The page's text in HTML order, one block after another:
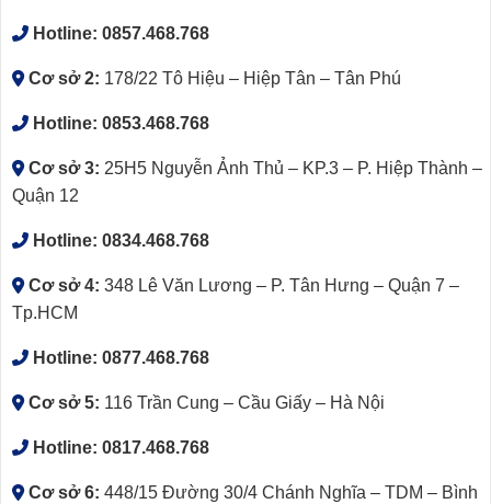
Hotline: 0857.468.768
Cơ sở 2: 178/22 Tô Hiệu – Hiệp Tân – Tân Phú
Hotline: 0853.468.768
Cơ sở 3: 25H5 Nguyễn Ảnh Thủ – KP.3 – P. Hiệp Thành –
Quận 12
Hotline: 0834.468.768
Cơ sở 4: 348 Lê Văn Lương – P. Tân Hưng – Quận 7 –
Tp.HCM
Hotline: 0877.468.768
Cơ sở 5: 116 Trần Cung – Cầu Giấy – Hà Nội
Hotline: 0817.468.768
Cơ sở 6: 448/15 Đường 30/4 Chánh Nghĩa – TDM – Bình